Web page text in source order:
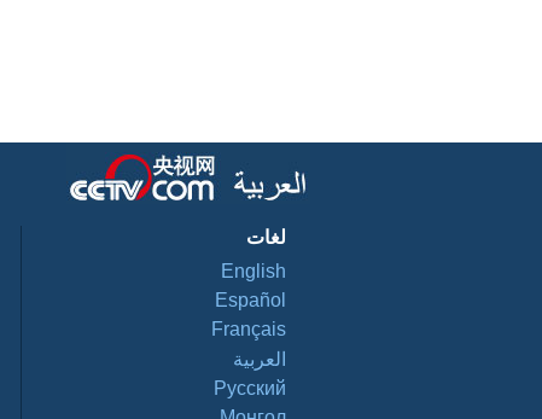
لغات
English
Español
Français
العربية
Pусский